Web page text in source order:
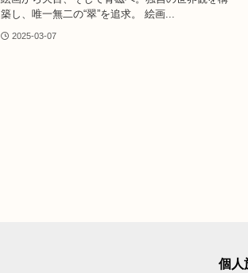
築し、唯一無二の“翠”を追求。 絵画...
2025-03-07
個人